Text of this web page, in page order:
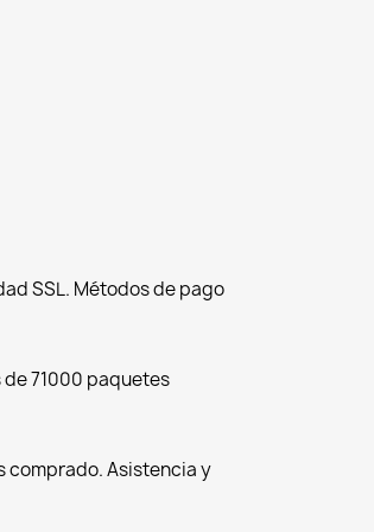
SSL. Métodos de pago
71000 paquetes
comprado. Asistencia y